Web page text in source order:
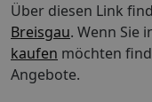
Über diesen Link
Breisgau. Wenn Sie
kaufen möchten
Angebote.